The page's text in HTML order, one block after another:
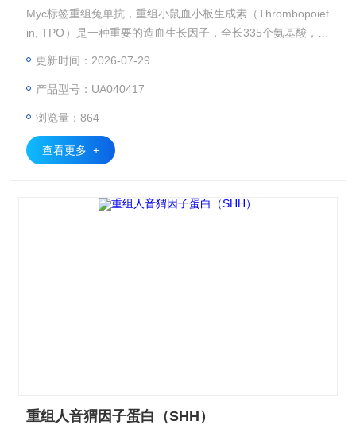
Myc标签重组兔单抗，重组小鼠血小板生成素（Thrombopoiet
in, TPO）是一种重要的造血生长因子，全长335个氨基酸，通
更新时间：2026-07-29
产品型号：UA040417
浏览量：864
查看更多 +
重组人音猬因子蛋白（SHH）